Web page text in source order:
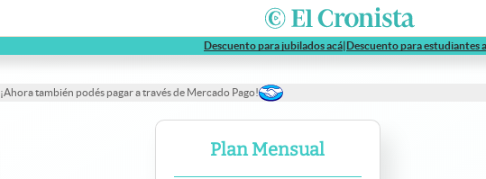
Descuento para jubilados acáabre en nueva pestaña
|Descuento para estudiantes
¡Ahora también podés pagar a través de Mercado Pago!
Plan Mensual